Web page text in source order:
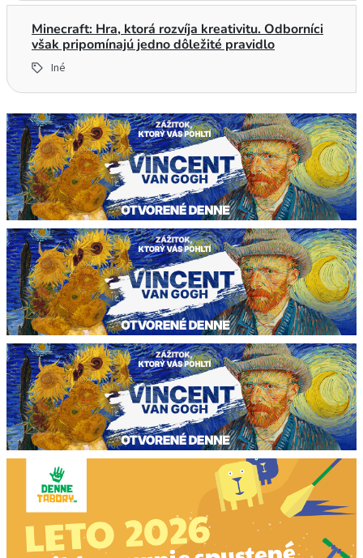
Minecraft: Hra, ktorá rozvíja kreativitu. Odborníci
však pripomínajú jedno dôležité pravidlo
Iné